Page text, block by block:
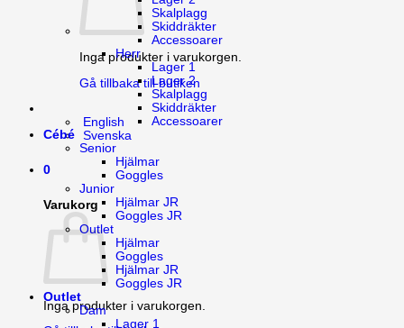
Inga produkter i varukorgen.
Gå tillbaka till butiken
English
Svenska
0
Varukorg
Inga produkter i varukorgen.
Skalplagg
Skiddräkter
Accessoarer
Herr
Lager 1
Lager 2
Skalplagg
Skiddräkter
Accessoarer
Cébé
Senior
Hjälmar
Goggles
Junior
Hjälmar JR
Goggles JR
Outlet
Hjälmar
Goggles
Hjälmar JR
Goggles JR
Outlet
Dam
Lager 1